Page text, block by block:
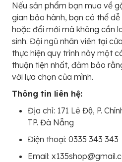
Nếu sản phẩm bạn mua về
gian bảo hành, bạn có thể
hoặc đổi mới mà không cần
sinh. Đội ngũ nhân viên tại
thực hiện quy trình này một
thuận tiện nhất, đảm bảo
với lựa chọn của mình.
Thông tin liên hệ:
Địa chỉ: 171 Lê Độ, P.
TP. Đà Nẵng
Điện thoại: 0335 343 343
Email: